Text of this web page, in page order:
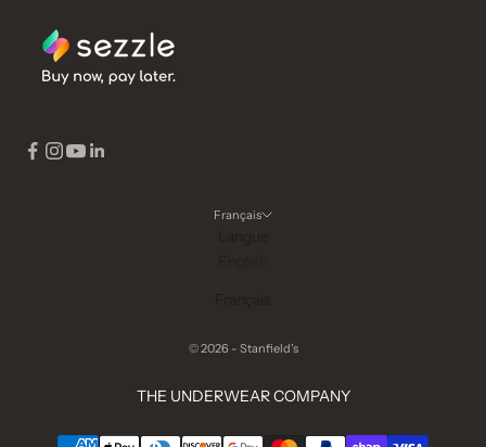
Français
© 2026 - Stanfield's
THE UNDERWEAR COMPANY